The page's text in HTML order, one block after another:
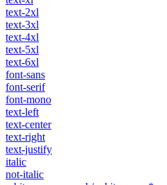
text-2xl
text-3xl
text-4xl
text-5xl
text-6xl
font-sans
font-serif
font-mono
text-left
text-center
text-right
text-justify
italic
not-italic